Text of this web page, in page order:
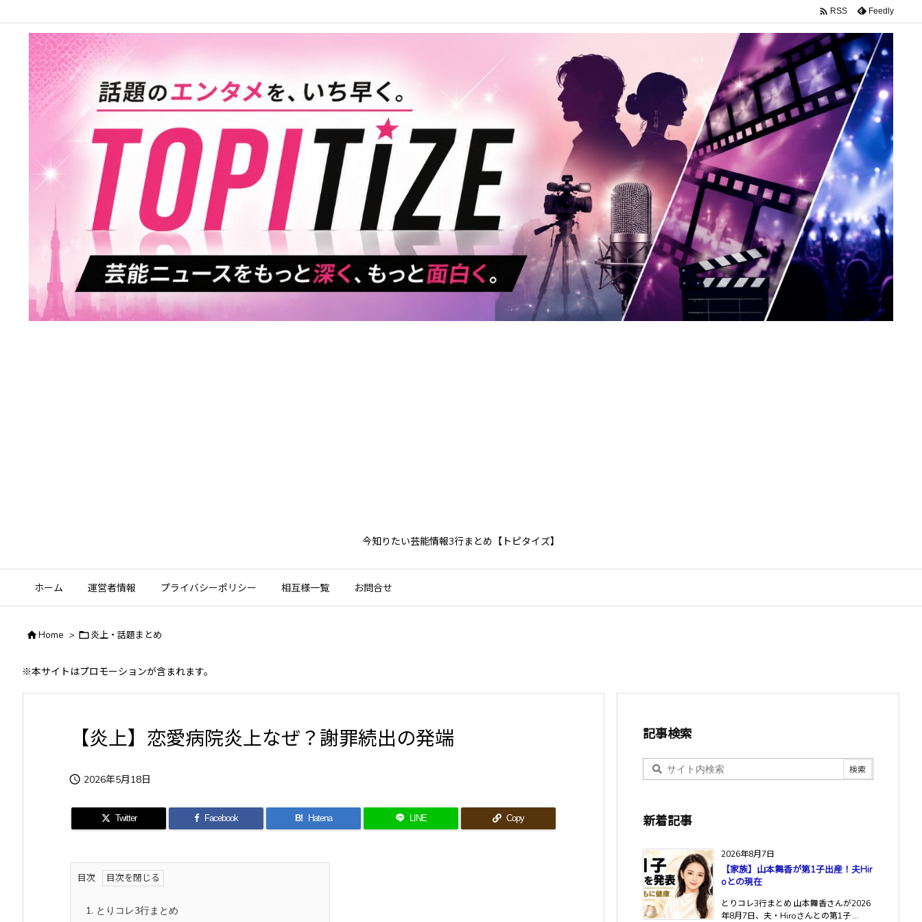
今知りたい芸能情報3行まとめ【トピタイズ】
ホーム 運営者情報 プライバシーポリシー 相互様一覧 お問合せ
 RSS Feedly
Home > 炎上・話題まとめ
※本サイトはプロモーションが含まれます。
【炎上】恋愛病院炎上なぜ？謝罪続出の発端
 2026年5月18日
Twitter Facebook B! Hatena LINE Copy
目次
1. とりコレ3行まとめ
記事検索
新着記事
2026年8月7日
【家族】山本舞香が第1子出産！夫Hir
oとの現在
とりコレ3行まとめ 山本舞香さんが2026
年8月7日、夫・Hiroさんとの第1子 ...